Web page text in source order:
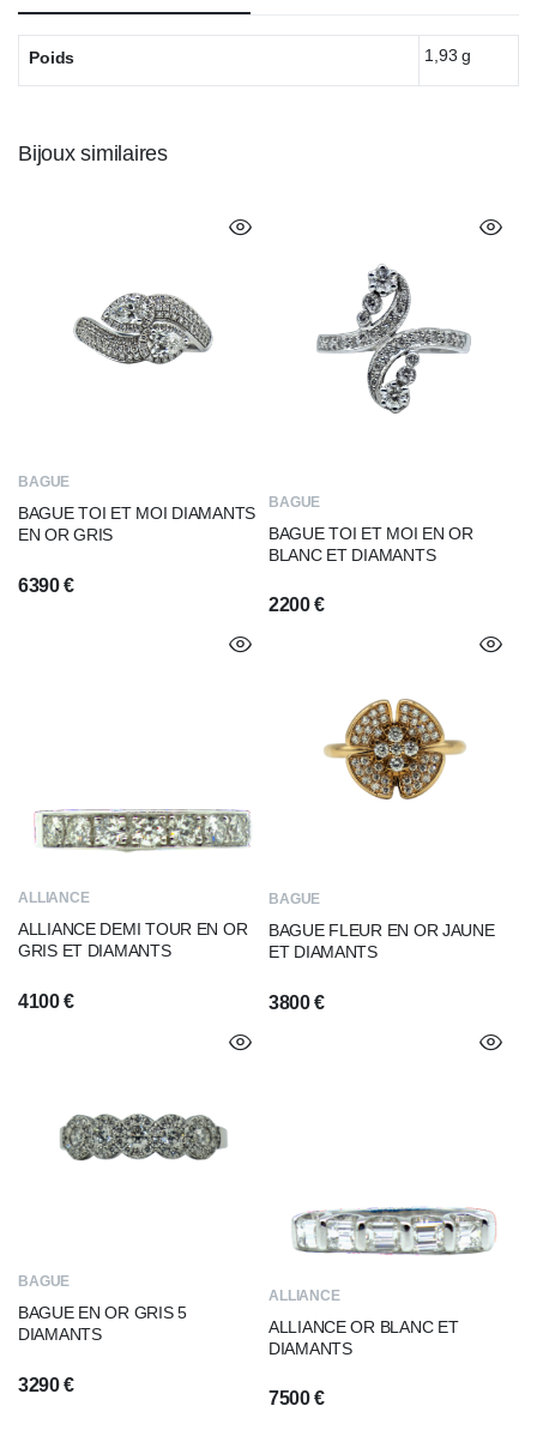
Poids 1,93 g
Bijoux similaires
BAGUE
BAGUE TOI ET MOI DIAMANTS
EN OR GRIS
6390€
BAGUE
BAGUE TOI ET MOI EN OR
BLANC ET DIAMANTS
2200€
ALLIANCE
ALLIANCE DEMI TOUR EN OR
GRIS ET DIAMANTS
4100€
BAGUE
BAGUE FLEUR EN OR JAUNE
ET DIAMANTS
3800€
BAGUE
BAGUE EN OR GRIS 5
DIAMANTS
3290€
ALLIANCE
ALLIANCE OR BLANC ET
DIAMANTS
7500€